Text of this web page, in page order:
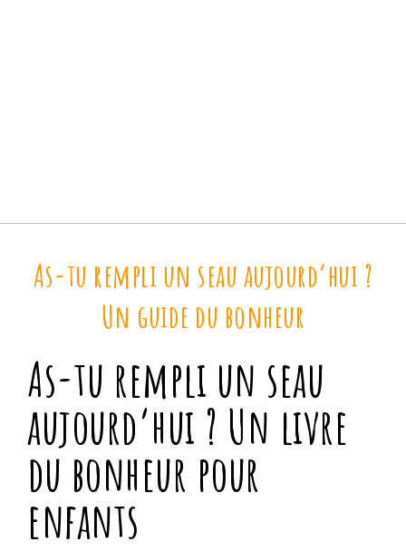
As-tu rempli un seau aujourd’hui ?
Un guide du bonheur
As-tu rempli un seau
aujourd’hui ? Un livre
du bonheur pour
enfants